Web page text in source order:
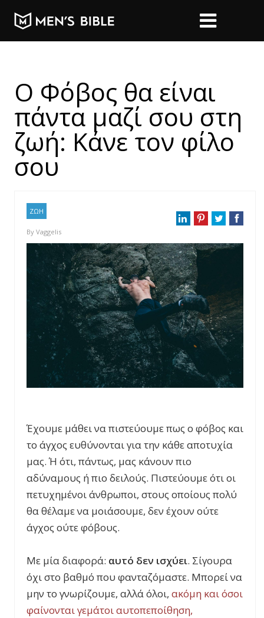
Ο Φόβος θα είναι
πάντα μαζί σου στη
ζωή: Κάνε τον φίλο
σου
ΖΩΗ
By Vaggelis
Έχουμε μάθει να πιστεύουμε πως ο φόβος και
το άγχος ευθύνονται για την κάθε αποτυχία
μας. Ή ότι, πάντως, μας κάνουν πιο
αδύναμους ή πιο δειλούς. Πιστεύουμε ότι οι
πετυχημένοι άνθρωποι, στους οποίους πολύ
θα θέλαμε να μοιάσουμε, δεν έχουν ούτε
άγχος ούτε φόβους.
Με μία διαφορά: αυτό δεν ισχύει. Σίγουρα
όχι στο βαθμό που φανταζόμαστε. Μπορεί να
μην το γνωρίζουμε, αλλά όλοι, ακόμη και όσοι
φαίνονται γεμάτοι αυτοπεποίθηση,